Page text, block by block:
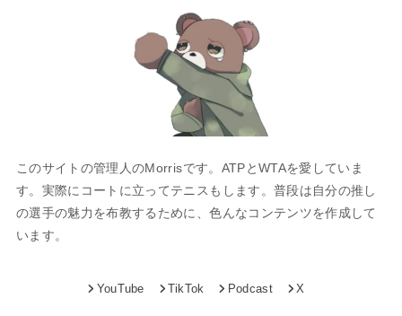
このサイトの管理人のMorrisです。ATPとWTAを愛していま
す。実際にコートに立ってテニスもします。普段は自分の推し
の選手の魅力を布教するために、色んなコンテンツを作成して
います。
YouTube TikTok Podcast X